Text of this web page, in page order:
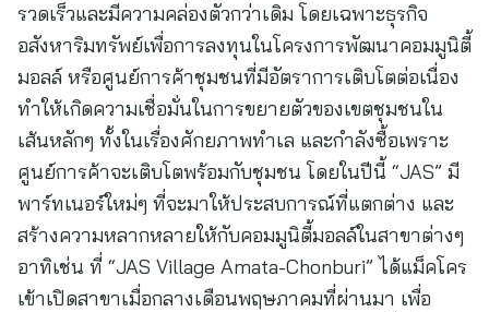
รวดเร็วและมีความคล่องตัวกว่าเดิม โดยเฉพาะธุรกิจ
อสังหาริมทรัพย์เพื่อการลงทุนในโครงการพัฒนาคอมมูนิตี้
มอลล์ หรือศูนย์การค้าชุมชนที่มีอัตราการเติบโตต่อเนื่อง
ทำให้เกิดความเชื่อมั่นในการขยายตัวของเขตชุมชนใน
เส้นหลักๆ ทั้งในเรื่องศักยภาพทำเล และกำลังซื้อเพราะ
ศูนย์การค้าจะเติบโตพร้อมกับชุมชน โดยในปีนี้ “JAS” มี
พาร์ทเนอร์ใหม่ๆ ที่จะมาให้ประสบการณ์ที่แตกต่าง และ
สร้างความหลากหลายให้กับคอมมูนิตี้มอลล์ในสาขาต่างๆ
อาทิเช่น ที่ “JAS Village Amata-Chonburi” ได้แม็คโคร
เข้าเปิดสาขาเมื่อกลางเดือนพฤษภาคมที่ผ่านมา เพื่อ